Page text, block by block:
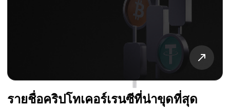
รายชื่อคริปโทเคอร์เรนซีที่น่าขุดที่สุด